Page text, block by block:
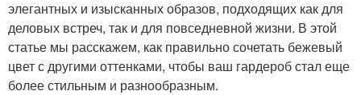
Цвета в одежде Года с бежевым цветом
элегантных и изысканных образов, подходящих как для
деловых встреч, так и для повседневной жизни. В этой
статье мы расскажем, как правильно сочетать бежевый
цвет с другими оттенками, чтобы ваш гардероб стал еще
более стильным и разнообразным.